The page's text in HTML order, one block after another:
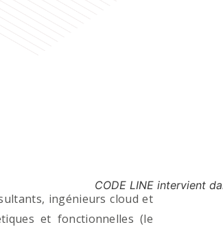
ingénieurs cloud et
et fonctionnelles (le
CODE LINE intervient